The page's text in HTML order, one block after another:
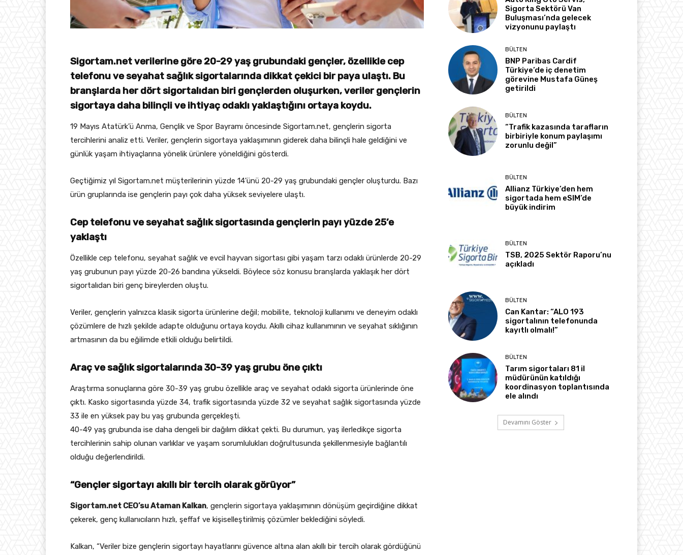
Sigortam.net verilerine göre 20-29 yaş grubundaki gençler, özellikle cep
telefonu ve seyahat sağlık sigortalarında dikkat çekici bir paya ulaştı. Bu
branşlarda her dört sigortalıdan biri gençlerden oluşurken, veriler gençlerin
sigortaya daha bilinçli ve ihtiyaç odaklı yaklaştığını ortaya koydu.
19 Mayıs Atatürk’ü Anma, Gençlik ve Spor Bayramı öncesinde Sigortam.net, gençlerin sigorta
tercihlerini analiz etti. Veriler, gençlerin sigortaya yaklaşımının giderek daha bilinçli hale geldiğini ve
günlük yaşam ihtiyaçlarına yönelik ürünlere yöneldiğini gösterdi.
Geçtiğimiz yıl Sigortam.net müşterilerinin yüzde 14’ünü 20-29 yaş grubundaki gençler oluşturdu. Bazı
ürün gruplarında ise gençlerin payı çok daha yüksek seviyelere ulaştı.
Cep telefonu ve seyahat sağlık sigortasında gençlerin payı yüzde 25’e
yaklaştı
Özellikle cep telefonu, seyahat sağlık ve evcil hayvan sigortası gibi yaşam tarzı odaklı ürünlerde 20-29
yaş grubunun payı yüzde 20-26 bandına yükseldi. Böylece söz konusu branşlarda yaklaşık her dört
sigortalıdan biri genç bireylerden oluştu.
Veriler, gençlerin yalnızca klasik sigorta ürünlerine değil; mobilite, teknoloji kullanımı ve deneyim odaklı
çözümlere de hızlı şekilde adapte olduğunu ortaya koydu. Akıllı cihaz kullanımının ve seyahat sıklığının
artmasının da bu eğilimde etkili olduğu belirtildi.
Araç ve sağlık sigortalarında 30-39 yaş grubu öne çıktı
Araştırma sonuçlarına göre 30-39 yaş grubu özellikle araç ve seyahat odaklı sigorta ürünlerinde öne
çıktı. Kasko sigortasında yüzde 34, trafik sigortasında yüzde 32 ve seyahat sağlık sigortasında yüzde
33 ile en yüksek pay bu yaş grubunda gerçekleşti.
40-49 yaş grubunda ise daha dengeli bir dağılım dikkat çekti. Bu durumun, yaş ilerledikçe sigorta
tercihlerinin sahip olunan varlıklar ve yaşam sorumlulukları doğrultusunda şekillenmesiyle bağlantılı
olduğu değerlendirildi.
“Gençler sigortayı akıllı bir tercih olarak görüyor”
Sigortam.net CEO’su Ataman Kalkan, gençlerin sigortaya yaklaşımının dönüşüm geçirdiğine dikkat
çekerek, genç kullanıcıların hızlı, şeffaf ve kişiselleştirilmiş çözümler beklediğini söyledi.
Kalkan, “Veriler bize gençlerin sigortayı hayatlarını güvence altına alan akıllı bir tercih olarak gördüğünü
Sigorta Sektörü Van
Buluşması’nda gelecek
vizyonunu paylaştı
BÜLTEN
BNP Paribas Cardif
Türkiye’de iç denetim
görevine Mustafa Güneş
getirildi
BÜLTEN
“Trafik kazasında tarafların
birbiriyle konum paylaşımı
zorunlu değil”
BÜLTEN
Allianz Türkiye’den hem
sigortada hem eSIM’de
büyük indirim
BÜLTEN
TSB, 2025 Sektör Raporu’nu
açıkladı
BÜLTEN
Can Kantar: “ALO 193
sigortalının telefonunda
kayıtlı olmalı!”
BÜLTEN
Tarım sigortaları 81 il
müdürünün katıldığı
koordinasyon toplantısında
ele alındı
Devamını Göster